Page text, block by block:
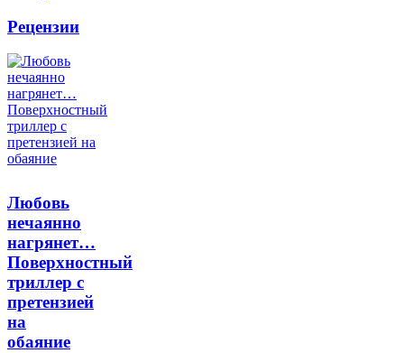
Рецензии
Любовь
нечаянно
нагрянет…
Поверхностный
триллер с
претензией
на
обаяние